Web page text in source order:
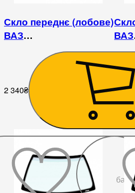
Скло переднє (лобове)
ВАЗ
2108/2109/21099/2113/2114/
2 340₴
ВАЗ
2 070